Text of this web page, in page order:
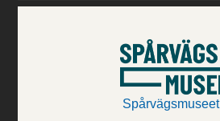
Spårvägsmuseet